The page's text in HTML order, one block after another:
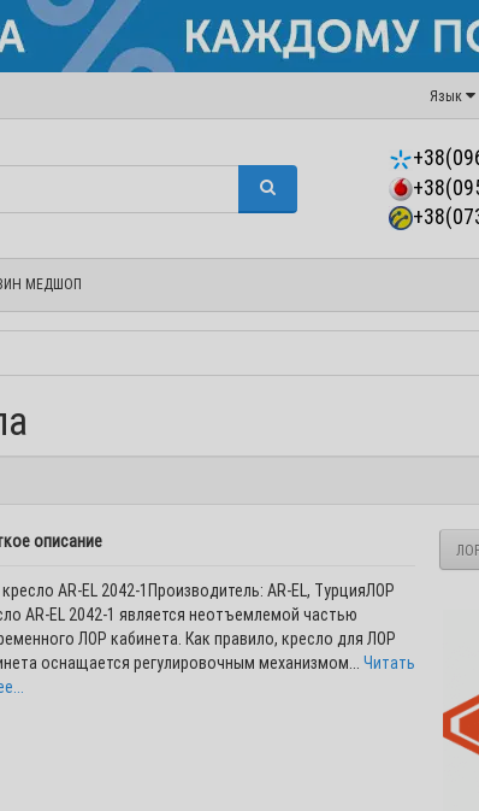
Язык
МЕДШОП
описание
AR-EL 2042-1Производитель: AR-EL, ТурцияЛОР
AR-EL 2042-1 является неотъемлемой частью
ЛОР кабинета. Как правило, кресло для ЛОР
оснащается регулировочным механизмом... Читать